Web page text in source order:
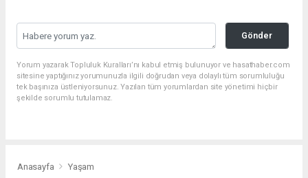
Gönder
Yorum yazarak Topluluk Kuralları’nı kabul etmiş bulunuyor ve hasathaber.com
sitesine yaptığınız yorumunuzla ilgili doğrudan veya dolaylı tüm sorumluluğu
tek başınıza üstleniyorsunuz. Yazılan tüm yorumlardan site yönetimi hiçbir
şekilde sorumlu tutulamaz.
Anasayfa Yaşam